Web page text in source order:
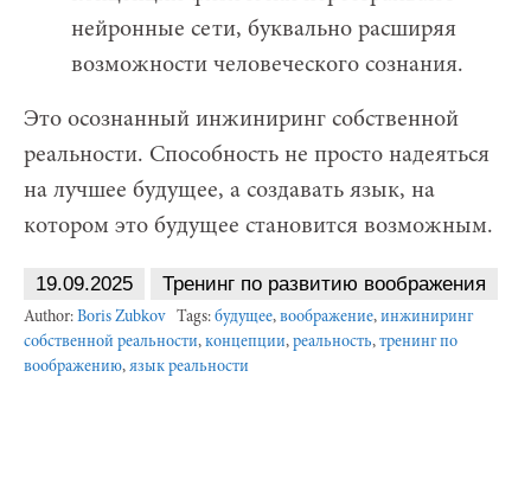
нейронные сети, буквально расширяя
возможности человеческого сознания.
Это осознанный инжиниринг собственной
реальности. Способность не просто надеяться
на лучшее будущее, а создавать язык, на
котором это будущее становится возможным.
19.09.2025 Тренинг по развитию воображения
Author: Boris Zubkov Tags: будущее, воображение, инжиниринг
собственной реальности, концепции, реальность, тренинг по
воображению, язык реальности